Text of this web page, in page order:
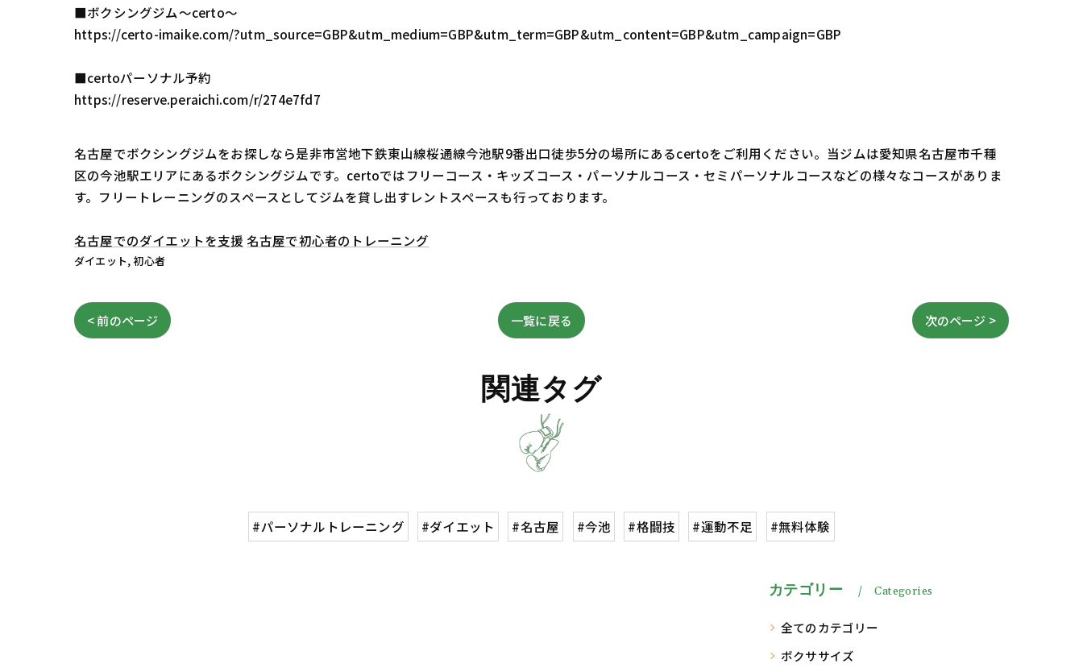
■ボクシングジム〜certo〜
https://certo-imaike.com/?utm_source=GBP&utm_medium=GBP&utm_term=GBP&utm_content=GBP&utm_campaign=GBP
■certoパーソナル予約
https://reserve.peraichi.com/r/274e7fd7
名古屋でボクシングジムをお探しなら是非市営地下鉄東山線桜通線今池駅9番出口徒歩5分の場所にあるcertoをご利用ください。当ジムは愛知県名古屋市千種
区の今池駅エリアにあるボクシングジムです。certoではフリーコース・キッズコース・パーソナルコース・セミパーソナルコースなどの様々なコースがありま
す。フリートレーニングのスペースとしてジムを貸し出すレントスペースも行っております。
名古屋でのダイエットを支援 名古屋で初心者のトレーニング
ダイエット 初心者
< 前のページ 一覧に戻る 次のページ >
関連タグ
#パーソナルトレーニング #ダイエット #名古屋 #今池 #格闘技 #運動不足 #無料体験
カテゴリー Categories
全てのカテゴリー
ボクササイズ